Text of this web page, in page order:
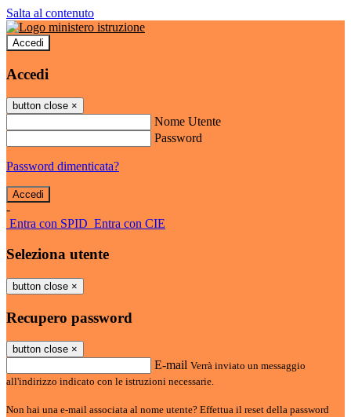
Salta al contenuto
Accedi
Accedi
button close ×
Nome Utente
Password
Password dimenticata?
-
Entra con SPID Entra con CIE
Seleziona utente
button close ×
Recupero password
button close ×
E-mail Verrà inviato un messaggio
all'indirizzo indicato con le istruzioni necessarie.
Non hai una e-mail associata al nome utente? Effettua il reset della password